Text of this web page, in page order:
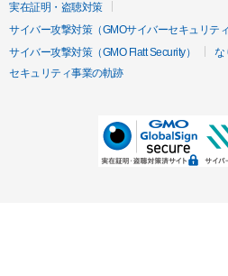
実在証明・盗聴対策
サイバー攻撃対策（GMOサイバーセキュリテ
サイバー攻撃対策（GMO Flatt Security）
な
セキュリティ事業の軌跡